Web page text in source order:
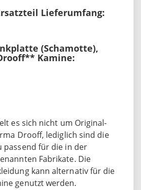
Lieferumfang:
(Schamotte),
Kamine:
es sich nicht um Original-
Drooff, lediglich sind die
passend für die in der
Fabrikate. Die
kann alternativ für die
genutzt werden.